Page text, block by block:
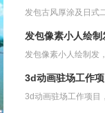
发包像素小人绘制
3d动画驻场工作